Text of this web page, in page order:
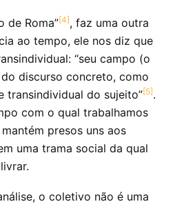
de Roma”[4], faz uma outra
ao tempo, ele nos diz que
“seu campo (o
discurso concreto, como
transindividual do sujeito”[5].
com o qual trabalhamos
presos uns aos
uma trama social da qual
o coletivo não é uma